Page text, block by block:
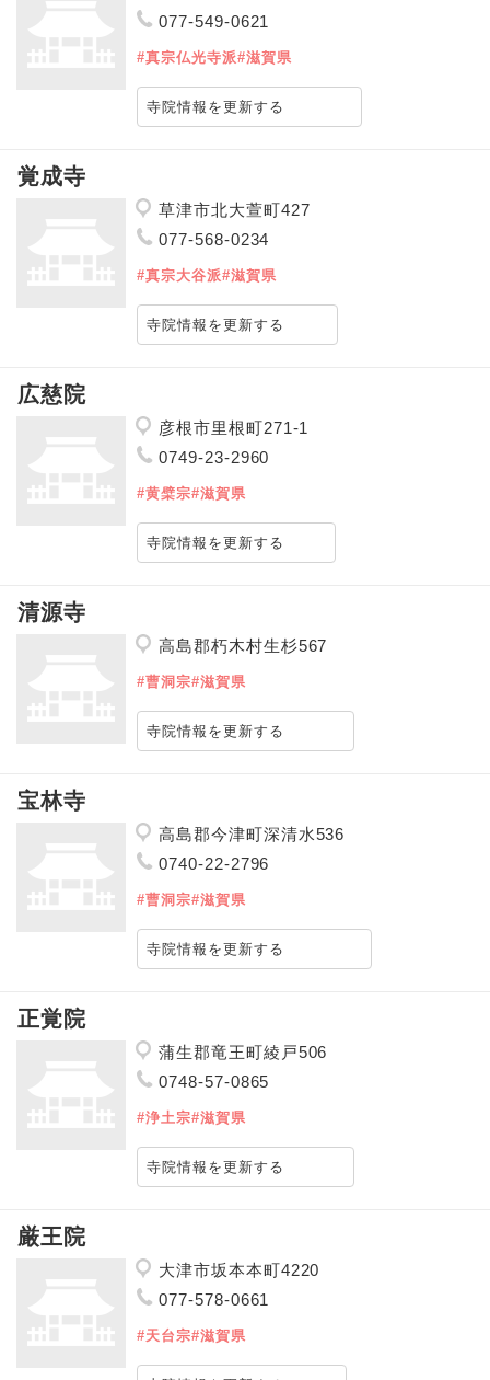
077-549-0621
#真宗仏光寺派#滋賀県
寺院情報を更新する
覚成寺
草津市北大萱町427
077-568-0234
#真宗大谷派#滋賀県
寺院情報を更新する
広慈院
彦根市里根町271-1
0749-23-2960
#黄檗宗#滋賀県
寺院情報を更新する
清源寺
高島郡朽木村生杉567
#曹洞宗#滋賀県
寺院情報を更新する
宝林寺
高島郡今津町深清水536
0740-22-2796
#曹洞宗#滋賀県
寺院情報を更新する
正覚院
蒲生郡竜王町綾戸506
0748-57-0865
#浄土宗#滋賀県
寺院情報を更新する
厳王院
大津市坂本本町4220
077-578-0661
#天台宗#滋賀県